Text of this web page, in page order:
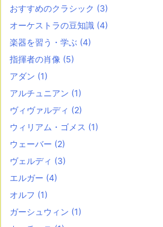
おすすめのクラシック (3)
オーケストラの豆知識 (4)
楽器を習う・学ぶ (4)
指揮者の肖像 (5)
アダン (1)
アルチュニアン (1)
ヴィヴァルディ (2)
ウィリアム・ゴメス (1)
ウェーバー (2)
ヴェルディ (3)
エルガー (4)
オルフ (1)
ガーシュウィン (1)